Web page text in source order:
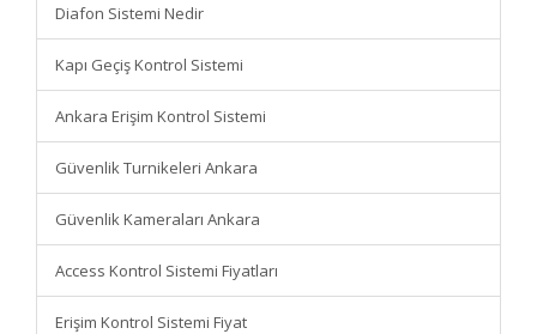
Diafon Sistemi Nedir
Kapı Geçiş Kontrol Sistemi
Ankara Erişim Kontrol Sistemi
Güvenlik Turnikeleri Ankara
Güvenlik Kameraları Ankara
Access Kontrol Sistemi Fiyatları
Erişim Kontrol Sistemi Fiyat